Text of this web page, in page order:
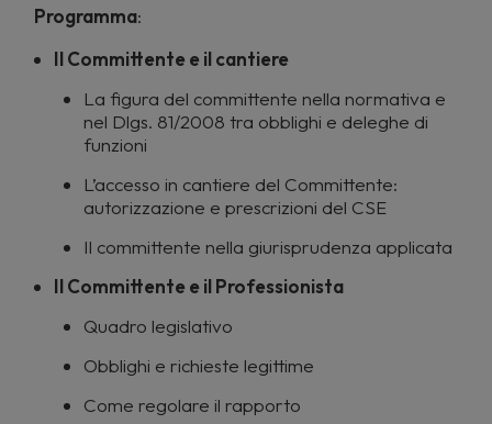
Programma:
Il Committente e il cantiere
La figura del committente nella normativa e
nel Dlgs. 81/2008 tra obblighi e deleghe di
funzioni
L’accesso in cantiere del Committente:
autorizzazione e prescrizioni del CSE
Il committente nella giurisprudenza applicata
Il Committente e il Professionista
Quadro legislativo
Obblighi e richieste legittime
Come regolare il rapporto